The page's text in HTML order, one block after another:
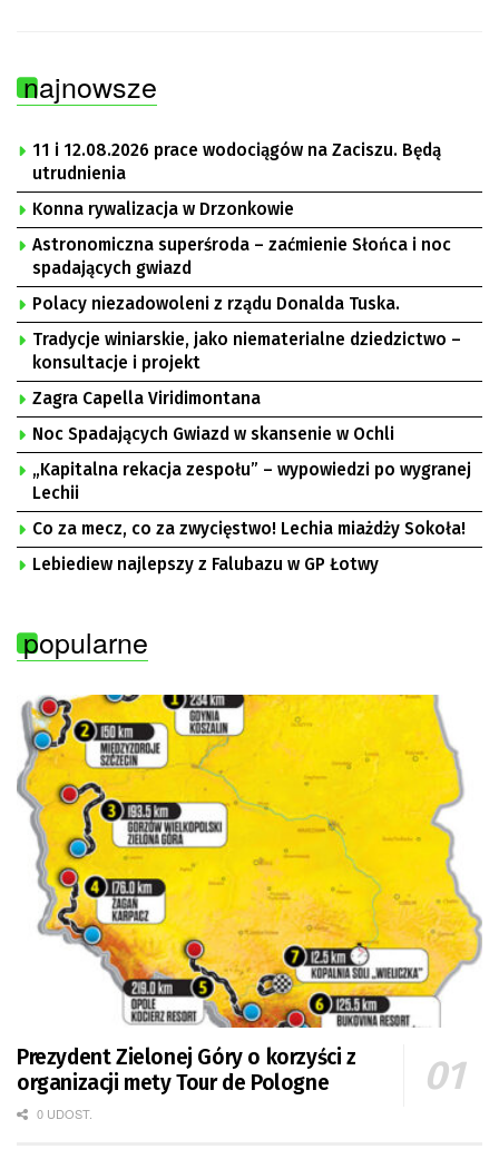
najnowsze
11 i 12.08.2026 prace wodociągów na Zaciszu. Będą
utrudnienia
Konna rywalizacja w Drzonkowie
Astronomiczna superśroda – zaćmienie Słońca i noc
spadających gwiazd
Polacy niezadowoleni z rządu Donalda Tuska.
Tradycje winiarskie, jako niematerialne dziedzictwo –
konsultacje i projekt
Zagra Capella Viridimontana
Noc Spadających Gwiazd w skansenie w Ochli
„Kapitalna rekacja zespołu” – wypowiedzi po wygranej
Lechii
Co za mecz, co za zwycięstwo! Lechia miażdży Sokoła!
Lebiediew najlepszy z Falubazu w GP Łotwy
popularne
Prezydent Zielonej Góry o korzyści z
organizacji mety Tour de Pologne
0 UDOST.